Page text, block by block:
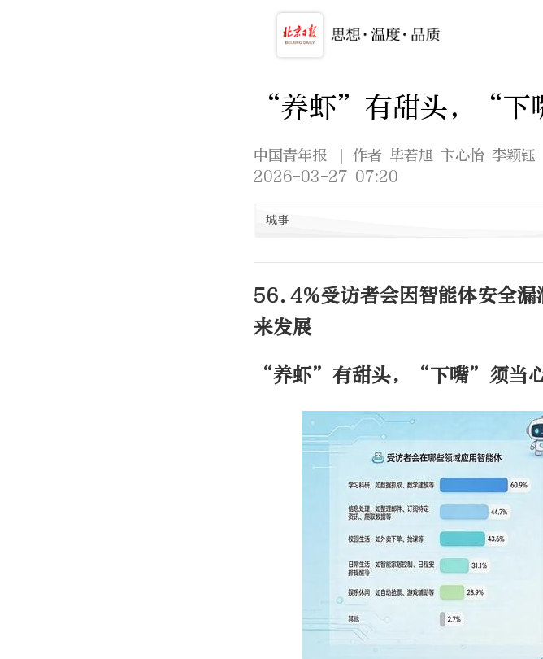
“养虾”有甜头，“下
中国青年报
| 作者 毕若旭 卞心怡 李颖钰
2026-03-27 07:20
城事
56.4%受访者会因智能体安全
来发展
“养虾”有甜头，“下嘴”须当